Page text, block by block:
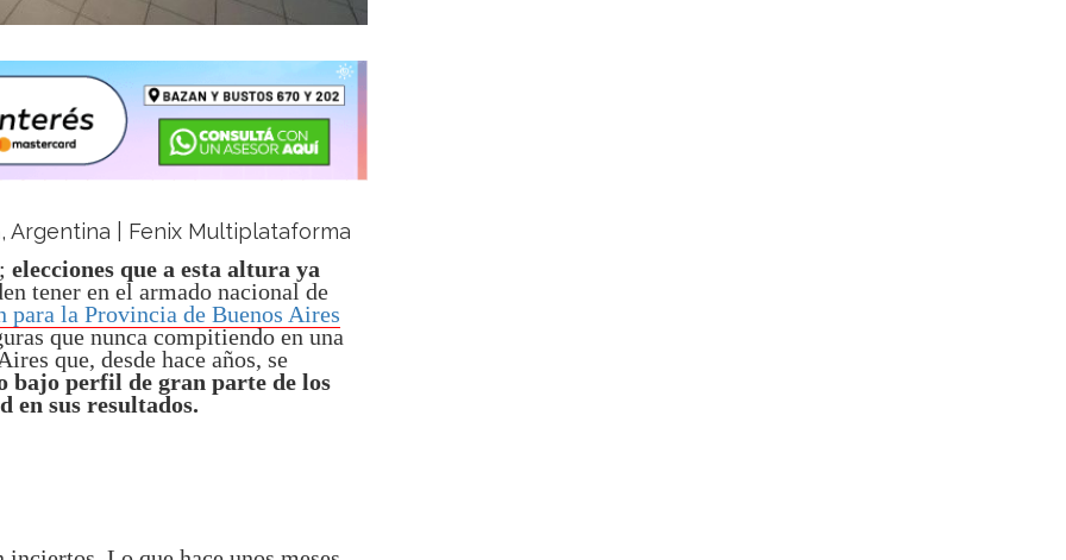
Argentina | Fenix Multiplataforma
elecciones que a esta altura ya
tener en el armado nacional de
para la Provincia de Buenos Aires
que nunca compitiendo en una
que, desde hace años, se
bajo perfil de gran parte de los
en sus resultados.